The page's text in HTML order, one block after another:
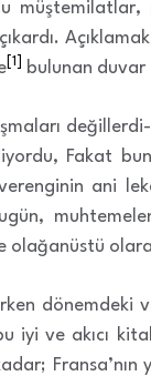
[1] bulunan duvar
Fakat
ani
olağanüstü
dönemdeki
iyi ve akıcı